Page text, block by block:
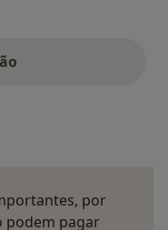
por
podem pagar